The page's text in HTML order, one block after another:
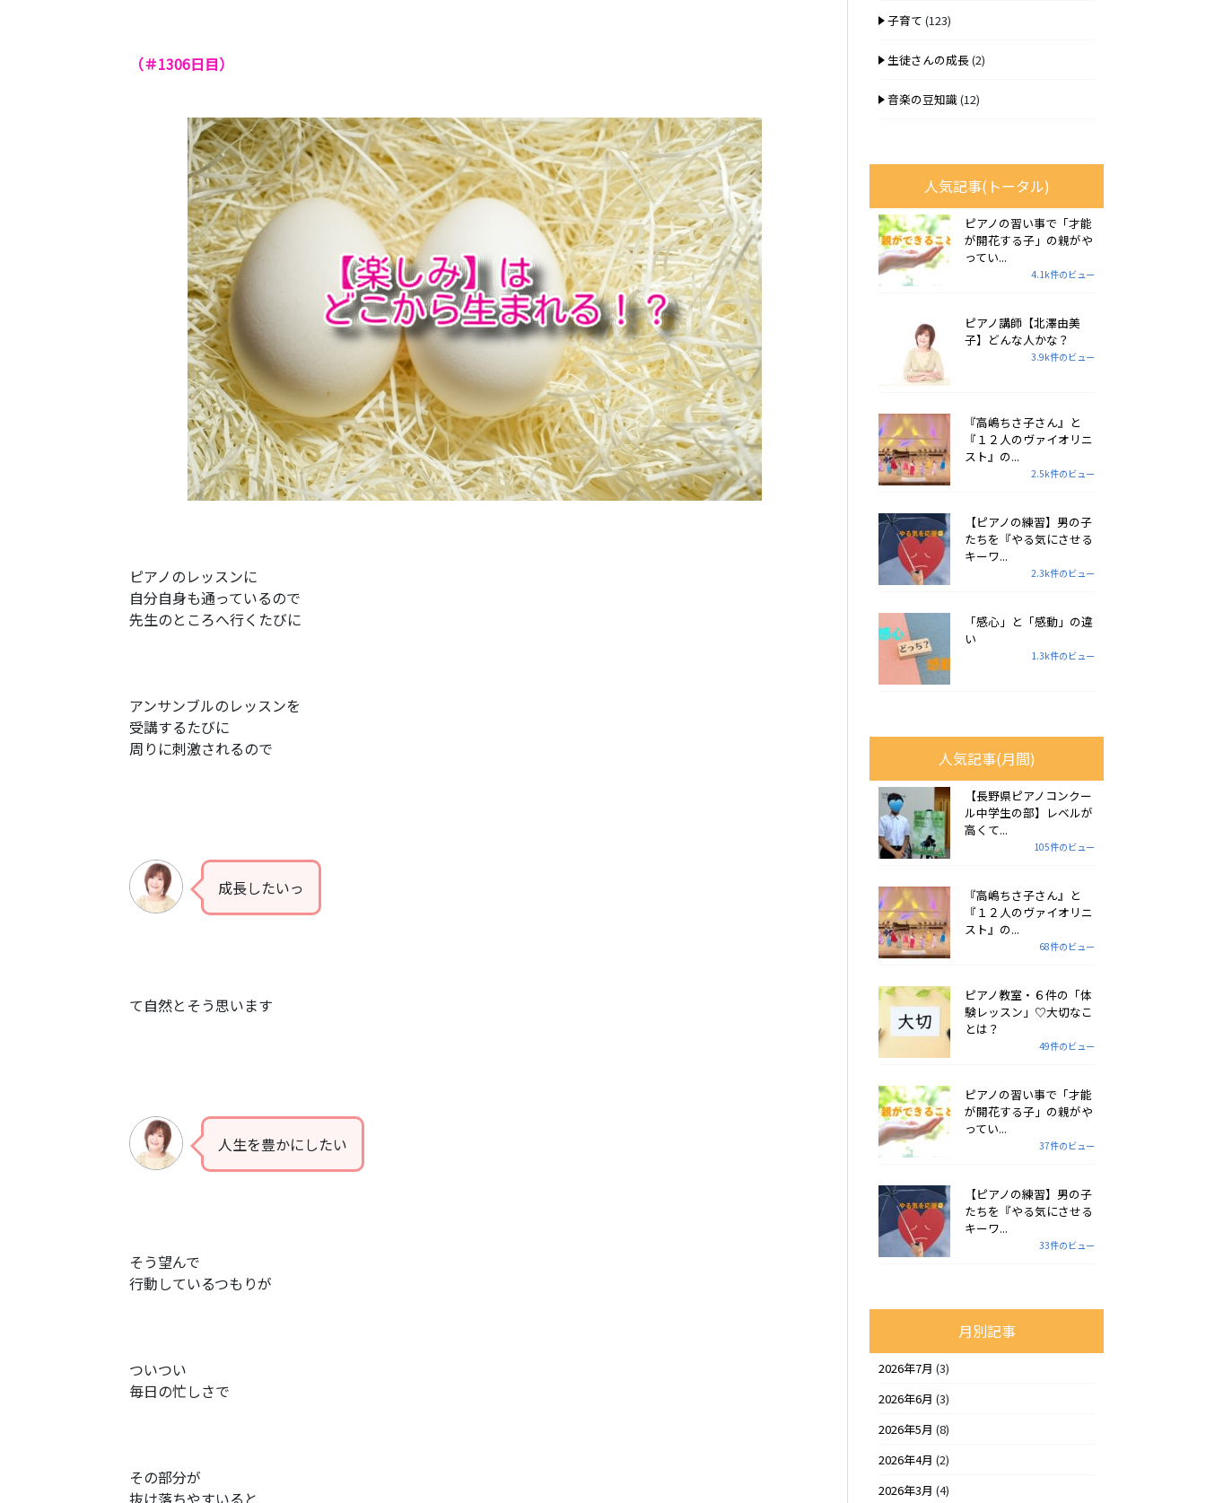
（＃1306日目）
ピアノのレッスンに
自分自身も通っているので
先生のところへ行くたびに
アンサンブルのレッスンを
受講するたびに
周りに刺激されるので
成長したいっ
て自然とそう思います
人生を豊かにしたい
そう望んで
行動しているつもりが
ついつい
毎日の忙しさで
その部分が
抜け落ちやすいると
子育て (123)
生徒さんの成長(2)
音楽の豆知識(12)
人気記事(トータル)
ピアノの習い事で「才能
が開花する子」の親がや
ってい...
4.1k件のビュー
ピアノ講師【北澤由美
子】どんな人かな？
3.9k件のビュー
『高嶋ちさ子さん』と
『１２人のヴァイオリニ
スト』の...
2.5k件のビュー
【ピアノの練習】男の子
たちを『やる気にさせる
キーワ...
2.3k件のビュー
「感心」と「感動」の違
い
1.3k件のビュー
人気記事(月間)
【長野県ピアノコンクー
ル中学生の部】レベルが
高くて...
105件のビュー
『高嶋ちさ子さん』と
『１２人のヴァイオリニ
スト』の...
68件のビュー
ピアノ教室・６件の「体
験レッスン」♡大切なこ
とは？
49件のビュー
ピアノの習い事で「才能
が開花する子」の親がや
ってい...
37件のビュー
【ピアノの練習】男の子
たちを『やる気にさせる
キーワ...
33件のビュー
月別記事
2026年7月 (3)
2026年6月 (3)
2026年5月 (8)
2026年4月 (2)
2026年3月 (4)